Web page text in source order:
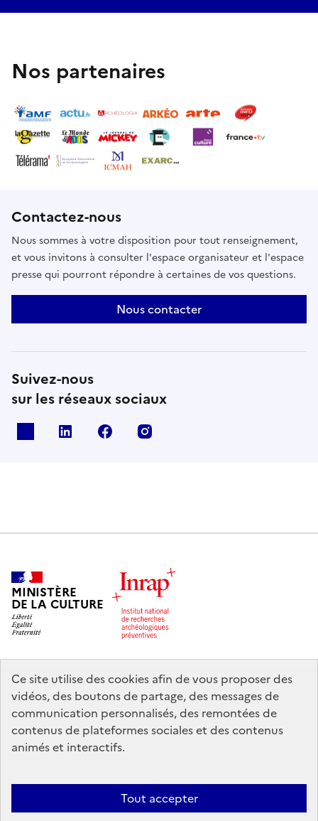
Ce site utilise des cookies afin de vous proposer des
vidéos, des boutons de partage, des messages de
communication personnalisés, des remontées de
contenus de plateformes sociales et des contenus
animés et interactifs.
Tout accepter
Nos partenaires
Contactez-nous
Nous sommes à votre disposition pour tout renseignement,
et vous invitons à consulter l'espace organisateur et l'espace
presse qui pourront répondre à certaines de vos questions.
Nous contacter
Suivez-nous
sur les réseaux sociaux
Linkedin Facebook
MINISTÈRE
DE LA CULTURE
legifrance.gouv.fr
info.gouv.fr
service-public.gouv.fr
data.gouv.fr
Nous contacter Mentions légales
Accessibilité : partiellement
Politique d’utilisation des témoins de connexion (cookies)